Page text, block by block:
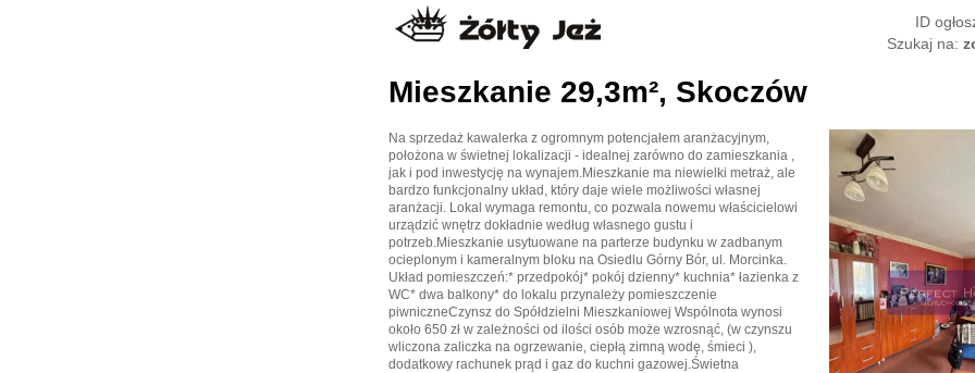
ID
Szukaj na:
Mieszkanie 29,3m², Skoczów
Na sprzedaż kawalerka z ogromnym potencjałem aranżacyjnym,
położona w świetnej lokalizacji - idealnej zarówno do zamieszkania ,
jak i pod inwestycję na wynajem.Mieszkanie ma niewielki metraż, ale
bardzo funkcjonalny układ, który daje wiele możliwości własnej
aranżacji. Lokal wymaga remontu, co pozwala nowemu właścicielowi
urządzić wnętrz dokładnie według własnego gustu i
potrzeb.Mieszkanie usytuowane na parterze budynku w zadbanym
ocieplonym i kameralnym bloku na Osiedlu Górny Bór, ul. Morcinka.
Układ pomieszczeń:* przedpokój* pokój dzienny* kuchnia* łazienka z
WC* dwa balkony* do lokalu przynależy pomieszczenie
piwniczneCzynsz do Spółdzielni Mieszkaniowej Wspólnota wynosi
około 650 zł w zależności od ilości osób może wzrosnąć, (w czynszu
wliczona zaliczka na ogrzewanie, ciepłą zimną wodę, śmieci ),
dodatkowy rachunek prąd i gaz do kuchni gazowej.Świetna